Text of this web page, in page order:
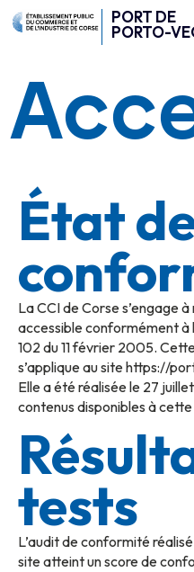
PORT DE
PORTO-
État
La CCI de Corse s’engage
accessible conformément à
102 du 11 février 2005.
s’applique au site https://
Elle a été réalisée le 27
contenus disponibles à
tests
L’audit de conformité
site atteint un score de